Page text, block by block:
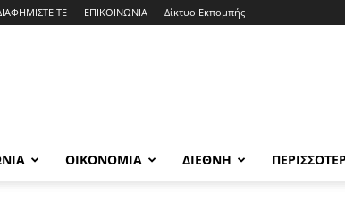
ΕΠΙΚΟΙΝΩΝΙΑ Δίκτυο Εκπομπής
ΟΙΚΟΝΟΜΙΑ ΔΙΕΘΝΗ